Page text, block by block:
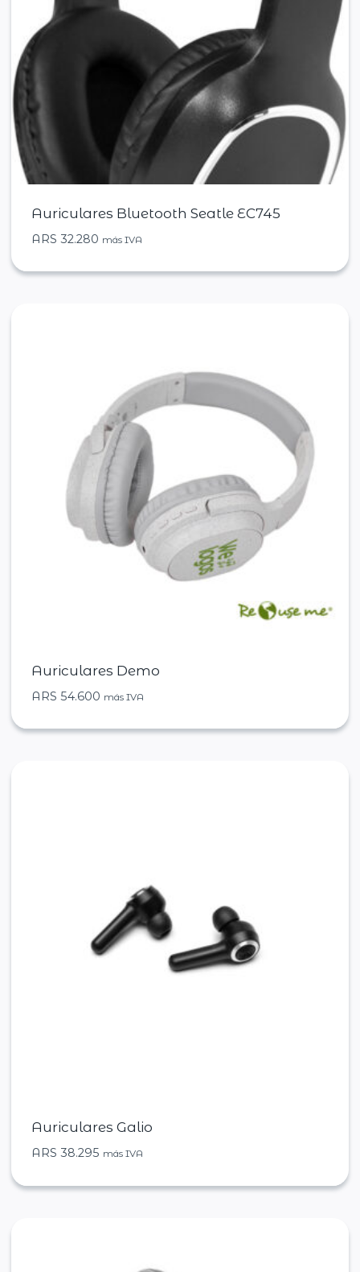
Auriculares Bluetooth Seatle EC745
ARS 32.280 más IVA
Auriculares Demo
ARS 54.600 más IVA
Auriculares Galio
ARS 38.295 más IVA